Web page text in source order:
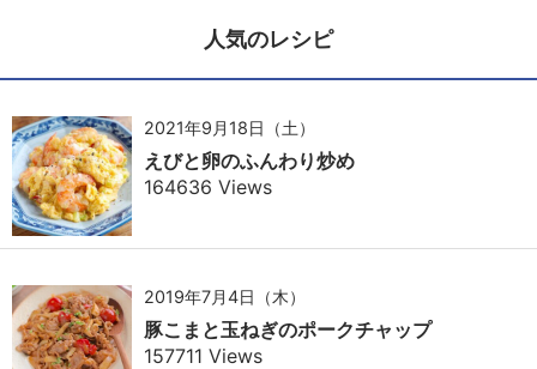
人気のレシピ
2021年9月18日（土）
えびと卵のふんわり炒め
164636 Views
2019年7月4日（木）
豚こまと玉ねぎのポークチャップ
157711 Views